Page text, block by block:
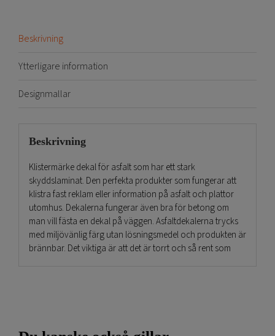
Beskrivning
Ytterligare information
Designmallar
Beskrivning
Klistermärke dekal för asfalt som har ett stark
skyddslaminat. Den perfekta produkter som fungerar att
klistra fast reklam eller information på asfalt och plattor
utomhus. Dekalerna fungerar även bra för betong om
man vill fästa en dekal på väggen. Asfaltdekalerna trycks
med miljövänlig färg utan lösningsmedel och produkten är
brännbar. Det viktiga är att det är torrt och så rent som